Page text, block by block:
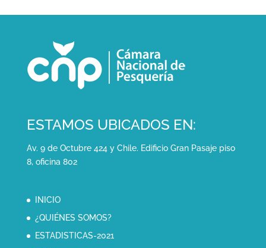
ESTAMOS UBICADOS EN:
Av. 9 de Octubre 424 y Chile. Edificio Gran Pasaje piso
8, oficina 802
INICIO
¿QUIÉNES SOMOS?
ESTADISTICAS-2021